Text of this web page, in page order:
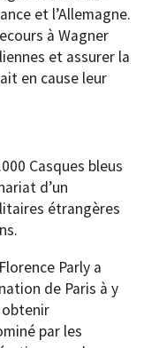
et l’Allemagne.
à Wagner
et assurer la
en cause leur
Casques bleus
d’un
étrangères
Parly a
de Paris à y
obtenir
par les